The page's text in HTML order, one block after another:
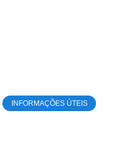
INFORMAÇÕES ÚTEIS